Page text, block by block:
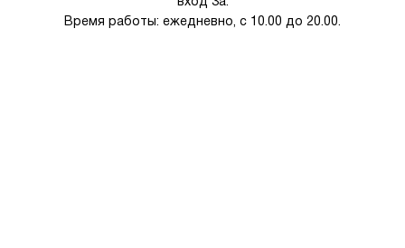
Время работы: ежедневно, с 10.00 до 20.00.